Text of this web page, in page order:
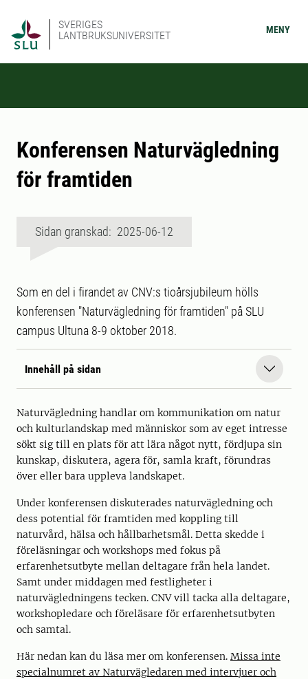
SVERIGES
LANTBRUKSUNIVERSITET
MENY
Konferensen Naturvägledning
för framtiden
Sidan granskad: 2025-06-12
Som en del i firandet av CNV:s tioårsjubileum hölls
konferensen "Naturvägledning för framtiden" på SLU
campus Ultuna 8-9 oktober 2018.
Innehåll på sidan
Naturvägledning handlar om kommunikation om natur
och kulturlandskap med människor som av eget intresse
sökt sig till en plats för att lära något nytt, fördjupa sin
kunskap, diskutera, agera för, samla kraft, förundras
över eller bara uppleva landskapet.
Under konferensen diskuterades naturvägledning och
dess potential för framtiden med koppling till
naturvård, hälsa och hållbarhetsmål. Detta skedde i
föreläsningar och workshops med fokus på
erfarenhetsutbyte mellan deltagare från hela landet.
Samt under middagen med festligheter i
naturvägledningens tecken. CNV vill tacka alla deltagare,
workshopledare och föreläsare för erfarenhetsutbyten
och samtal.
Här nedan kan du läsa mer om konferensen. Missa inte
specialnumret av Naturvägledaren med intervjuer och